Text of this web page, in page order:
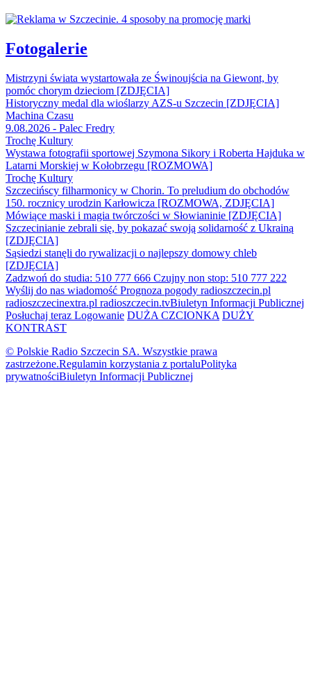
Fotogalerie
Mistrzyni świata wystartowała ze Świnoujścia na Giewont, by
pomóc chorym dzieciom [ZDJĘCIA]
Historyczny medal dla wioślarzy AZS-u Szczecin [ZDJĘCIA]
Machina Czasu
9.08.2026 - Palec Fredry
Trochę Kultury
Wystawa fotografii sportowej Szymona Sikory i Roberta Hajduka w
Latarni Morskiej w Kołobrzegu [ROZMOWA]
Trochę Kultury
Szczecińscy filharmonicy w Chorin. To preludium do obchodów
150. rocznicy urodzin Karłowicza [ROZMOWA, ZDJĘCIA]
Mówiące maski i magia twórczości w Słowianinie [ZDJĘCIA]
Szczecinianie zebrali się, by pokazać swoją solidarność z Ukrainą
[ZDJĘCIA]
Sąsiedzi stanęli do rywalizacji o najlepszy domowy chleb
[ZDJĘCIA]
Zadzwoń do studia: 510 777 666 Czujny non stop: 510 777 222
Wyślij do nas wiadomość Prognoza pogody radioszczecin.pl
radioszczecinextra.pl radioszczecin.tvBiuletyn Informacji Publicznej
Posłuchaj teraz Logowanie DUŻA CZCIONKA DUŻY
KONTRAST
© Polskie Radio Szczecin SA. Wszystkie prawa
zastrzeżone.Regulamin korzystania z portaluPolityka
prywatnościBiuletyn Informacji Publicznej